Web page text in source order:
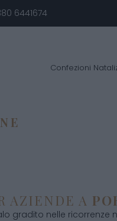
6441674
Confezioni
AZIENDE A
gradito nelle ricorrenze